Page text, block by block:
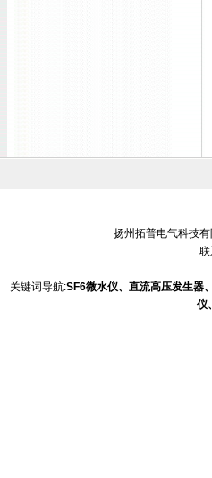
扬州拓普电气科技
关键词导航:SF6微水仪、直流高压发生器
仪